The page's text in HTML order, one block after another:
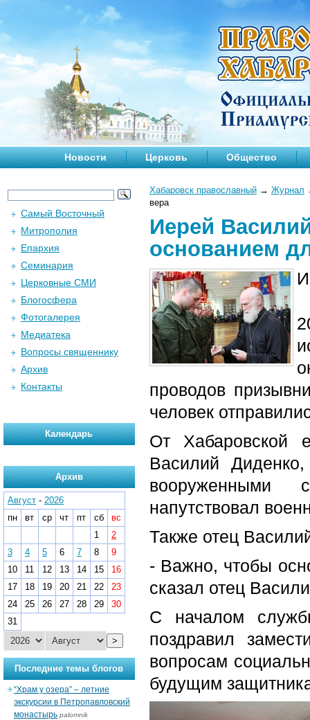
Новости Церковь Общество
Хабаровск православный → Журнал
вера
Иерей
основанием
проводов
человек
От Хабаровской
Василий
вооруженными
напутствовал
Также отец
- Важно, чтобы
сказал отец
С началом
поздравил
вопросам
будущим
Самый Восточный
Митрополия
Епархия
Семинария
Церковные СМИ
Блогосфера
Фотогалерея
Медиатека
Вопросы священнику
Архив
Контакты
Календарь
Архив
Август - 2026
пн
вт ср чт пт сб
вс
1
2
3
4 5 6 7 8
9
10
11 12 13 14 15
16
17
18 19 20 21 22
23
24
25 26 27 28 29
30
31
>
Последние темы блогов
“Храм у озера” – летние
экскурсии в Петропавловский
монастырь palomnik